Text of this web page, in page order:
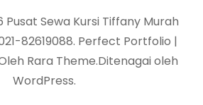
Pusat Sewa Kursi Tiffany Murah
82619088. Perfect Portfolio |
Rara Theme.Ditenagai oleh
WordPress.